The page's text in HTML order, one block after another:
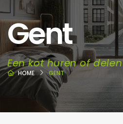
Gent
Een kot huren of delen
HOME GENT